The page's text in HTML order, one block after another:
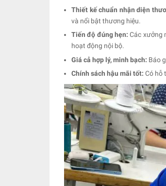
Thiết kế chuẩn nhận diện
và nổi bật thương hiệu.
Tiến độ đúng hẹn:Các xưởng
hoạt động nội bộ.
Giá cả hợp lý, minh bạch: Báo
Chính sách hậu mãi tốt: Có hỗ